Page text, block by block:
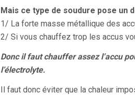
Mais ce type de soudure pose un
1/ La forte masse métallique des
2/ Si vous chauffez trop les accus
Donc il faut chauffer assez l’accu
l’électrolyte.
Il faut donc éviter que la chaleur